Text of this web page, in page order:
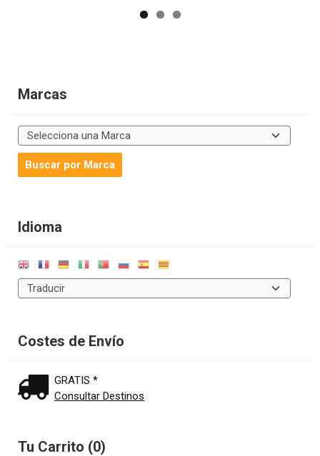
Marcas
Idioma
Costes de Envío
GRATIS *
Consultar Destinos
Tu Carrito (0)